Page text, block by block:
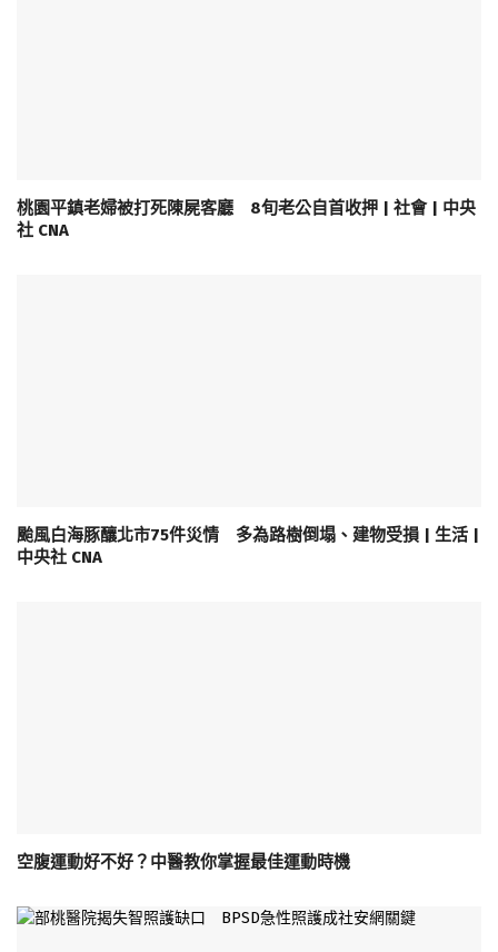
桃園平鎮老婦被打死陳屍客廳 8旬老公自首收押 | 社會 | 中央
社 CNA
颱風白海豚釀北市75件災情 多為路樹倒塌、建物受損 | 生活 |
中央社 CNA
空腹運動好不好？中醫教你掌握最佳運動時機